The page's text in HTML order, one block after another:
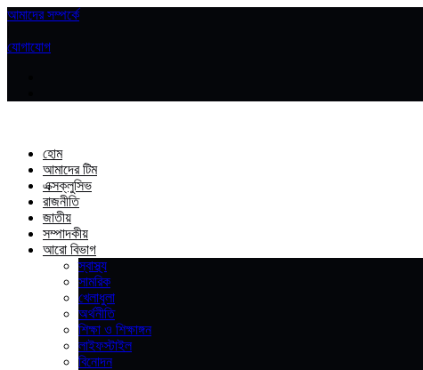
আমাদের সম্পর্কে
যোগাযোগ
হোম
আমাদের টিম
এক্সক্লুসিভ
রাজনীতি
জাতীয়
সম্পাদকীয়
আরো বিভাগ
স্বাস্থ্য
সামরিক
খেলাধুলা
অর্থনীতি
শিক্ষা ও শিক্ষাঙ্গন
লাইফস্টাইল
বিনোদন